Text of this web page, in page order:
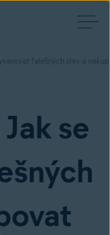
falešných slev a
se